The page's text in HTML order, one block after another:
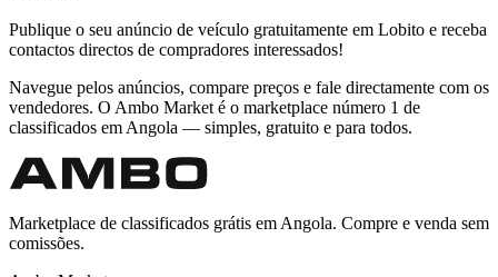
Publique o seu anúncio de veículo gratuitamente em Lobito e receba
contactos directos de compradores interessados!
Navegue pelos anúncios, compare preços e fale directamente com os
vendedores. O Ambo Market é o marketplace número 1 de
classificados em Angola — simples, gratuito e para todos.
Marketplace de classificados grátis em Angola. Compre e venda sem
comissões.